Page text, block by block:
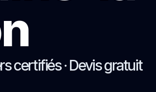
certifiés · Devis gratuit